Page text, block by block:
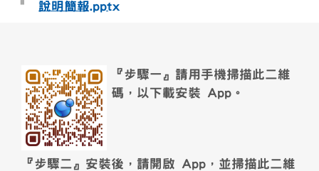
說明簡報.pptx
頁尾區域內容link to https://
『步驟一』請用手機掃描此二維
碼，以下載安裝 App。
『步驟二』安裝後，請開啟 App，並掃描此二維